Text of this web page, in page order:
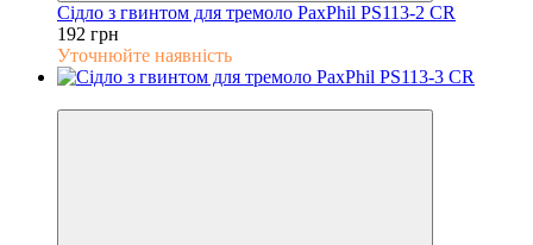
Сідло з гвинтом для тремоло PaxPhil PS113-2 CR
192 грн
Уточнюйте наявність